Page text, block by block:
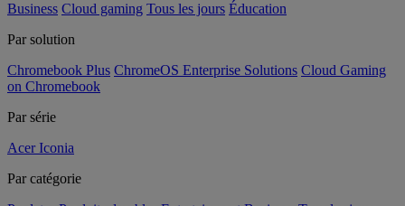
Business Cloud gaming Tous les jours Éducation
Par solution
Chromebook Plus ChromeOS Enterprise Solutions Cloud Gaming
on Chromebook
Par série
Acer Iconia
Par catégorie